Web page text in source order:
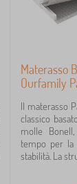
Materasso
Ourfamily
Il materasso
classico
molle
tempo per la
stabilità. La